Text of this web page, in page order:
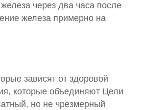
через два часа после
железа примерно на
зависят от здоровой
которые объединяют Цели
но не чрезмерный